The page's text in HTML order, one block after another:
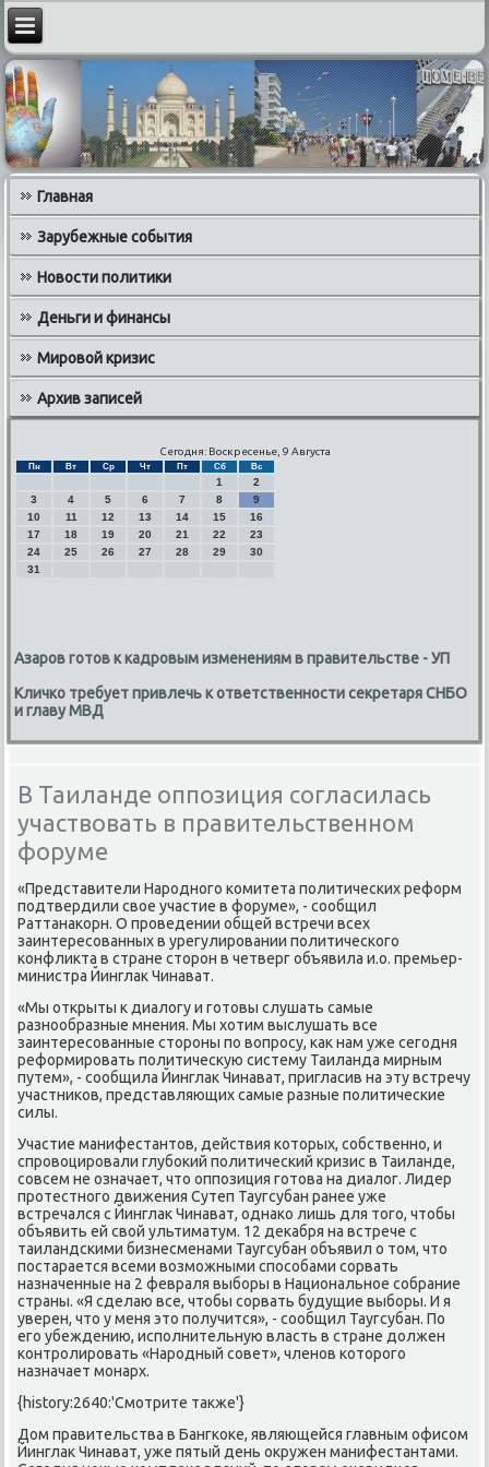
Главная
Зарубежные события
Новости политики
Деньги и финансы
Мировой кризис
Архив записей
Сегодня: Воскресенье, 9 Августа
Пн Вт Ср Чт Пт Сб Вс
1
2
3
4 5 6 7 8
9
10
11 12 13 14 15
16
17
18 19 20 21 22
23
24
25 26 27 28 29
30
31
Азаров готов к кадровым изменениям в правительстве - УП
Кличко требует привлечь к ответственности секретаря СНБО
и главу МВД
В Таиланде оппозиция согласилась
участвовать в правительственном
форуме
«Представители Народного комитета политических реформ
подтвердили свое участие в форуме», - сообщил
Раттанакорн. О проведении общей встречи всех
заинтересованных в урегулировании политического
конфликта в стране сторон в четверг объявила и.о. премьер-
министра Йинглак Чинават.
«Мы открыты к диалогу и готовы слушать самые
разнообразные мнения. Мы хотим выслушать все
заинтересованные стороны по вопросу, как нам уже сегодня
реформировать политическую систему Таиланда мирным
путем», - сообщила Йинглак Чинават, пригласив на эту встречу
участников, представляющих самые разные политические
силы.
Участие манифестантов, действия которых, собственно, и
спровоцировали глубокий политический кризис в Таиланде,
совсем не означает, что оппозиция готова на диалог. Лидер
протестного движения Сутеп Таугсубан ранее уже
встречался с Йинглак Чинават, однако лишь для того, чтобы
объявить ей свой ультиматум. 12 декабря на встрече с
таиландскими бизнесменами Таугсубан объявил о том, что
постарается всеми возможными способами сорвать
назначенные на 2 февраля выборы в Национальное собрание
страны. «Я сделаю все, чтобы сорвать будущие выборы. И я
уверен, что у меня это получится», - сообщил Таугсубан. По
его убеждению, исполнительную власть в стране должен
контролировать «Народный совет», членов которого
назначает монарх.
{history:2640:'Смотрите также'}
Дом правительства в Бангкоке, являющейся главным офисом
Йинглак Чинават, уже пятый день окружен манифестантами.